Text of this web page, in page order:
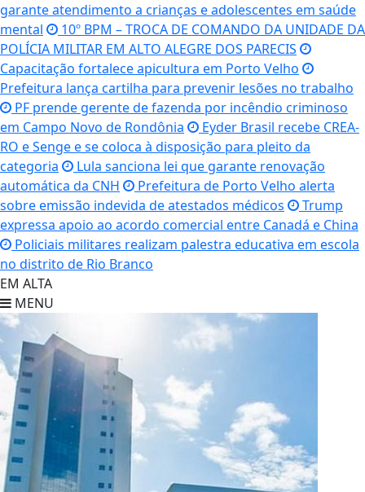
garante atendimento a crianças e adolescentes em saúde
mental
10º BPM – TROCA DE COMANDO DA UNIDADE DA
POLÍCIA MILITAR EM ALTO ALEGRE DOS PARECIS
Capacitação fortalece apicultura em Porto Velho
Prefeitura lança cartilha para prevenir lesões no trabalho
PF prende gerente de fazenda por incêndio criminoso
em Campo Novo de Rondônia
Eyder Brasil recebe CREA-
RO e Senge e se coloca à disposição para pleito da
categoria
Lula sanciona lei que garante renovação
automática da CNH
Prefeitura de Porto Velho alerta
sobre emissão indevida de atestados médicos
Trump
expressa apoio ao acordo comercial entre Canadá e China
Policiais militares realizam palestra educativa em escola
no distrito de Rio Branco
EM ALTA
MENU